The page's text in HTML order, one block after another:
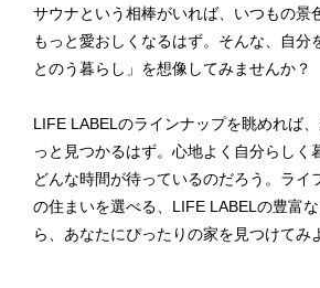
サウナと​いう​相棒が​いれば、​いつもの​景
もっと​愛おしくなるはず。​そんな、​自分
とのう​暮らし」を​想像してみませんか？​
LIFE LABELの​ラインナップを​眺めれば
っと​見つかるはず。​心地よく​自分らしく​
どんな​時間が​待っているのだろう。​ライ
の​住まいを​選べる、​LIFE LABELの​豊富
ら、​あなたに​ぴったりの​家を​見つけてみ